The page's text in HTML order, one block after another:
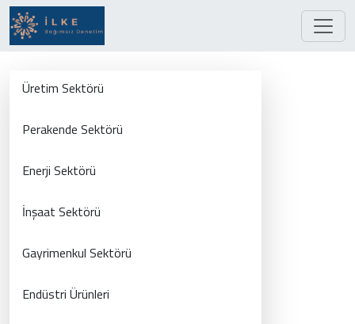
Üretim Sektörü
Perakende Sektörü
Enerji Sektörü
İnşaat Sektörü
Gayrimenkul Sektörü
Endüstri Ürünleri